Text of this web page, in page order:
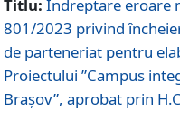
Titlu: Îndreptare eroare
801/2023 privind
de parteneriat pentru
Proiectului ”Campus
Brașov”, aprobat prin